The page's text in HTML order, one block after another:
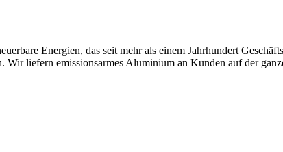
Energien, das seit mehr als einem Jahrhundert
liefern emissionsarmes Aluminium an Kunden auf der